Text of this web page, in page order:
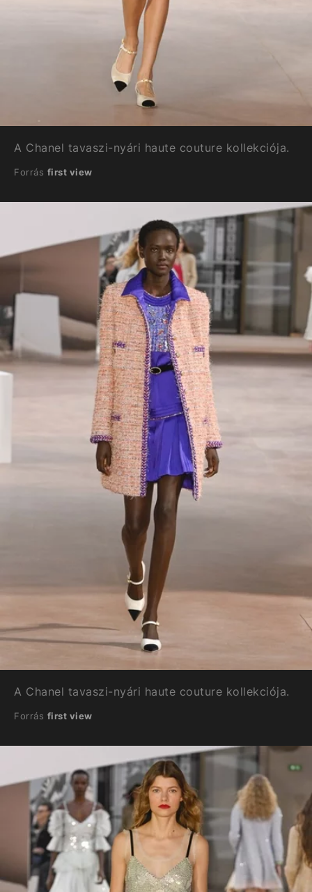
A Chanel tavaszi-nyári haute couture kollekciója.
Forrás first view
A Chanel tavaszi-nyári haute couture kollekciója.
Forrás first view